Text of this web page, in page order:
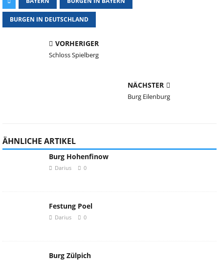
BURGEN IN DEUTSCHLAND
VORHERIGER
Schloss Spielberg
NÄCHSTER
Burg Eilenburg
ÄHNLICHE ARTIKEL
Burg Hohenfinow
Darius 0
Festung Poel
Darius 0
Burg Zülpich